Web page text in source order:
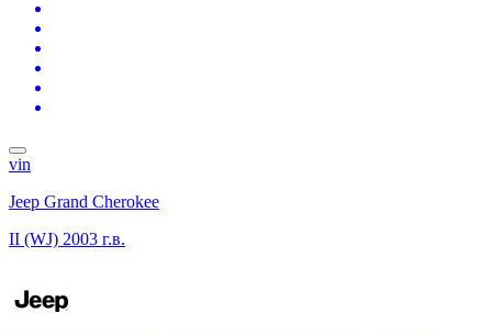
vin
Jeep Grand Cherokee
II (WJ) 2003 г.в.